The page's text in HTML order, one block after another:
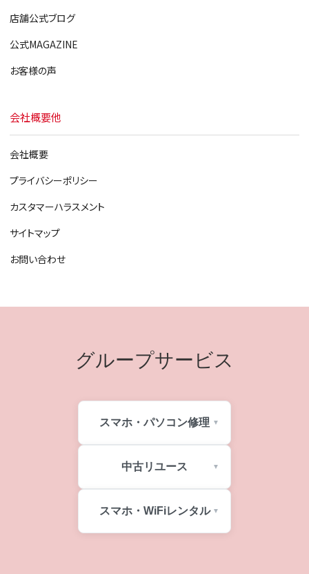
店舗公式ブログ
公式MAGAZINE
お客様の声
会社概要他
会社概要
プライバシーポリシー
カスタマーハラスメント
サイトマップ
お問い合わせ
グループサービス
スマホ・パソコン修理
中古リユース
スマホ・WiFiレンタル